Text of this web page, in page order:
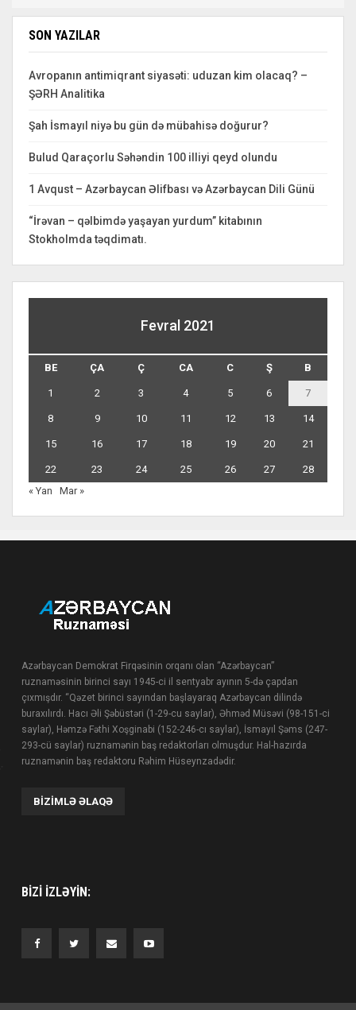
SON YAZILAR
Avropanın antimiqrant siyasəti: uduzan kim olacaq? –
ŞƏRH Analitika
Şah İsmayıl niyə bu gün də mübahisə doğurur?
Bulud Qaraçorlu Səhəndin 100 illiyi qeyd olundu
1 Avqust – Azərbaycan Əlifbası və Azərbaycan Dili Günü
“İrəvan – qəlbimdə yaşayan yurdum” kitabının
Stokholmda təqdimatı.
Fevral 2021
BE ÇA Ç CA C Ş B
1 2 3 4 5 6 7
8 9 10 11 12 13 14
15 16 17 18 19 20 21
22 23 24 25 26 27
28
« Yan
Mar »
Azərbaycan Demokrat Firqəsinin orqanı olan “Azərbaycan”
ruznaməsinin birinci sayı 1945-ci il sentyabr ayının 5-də çapdan
çıxmışdır. “Qəzet birinci sayından başlayaraq Azərbaycan dilində
buraxılırdı. Hacı Əli Şəbüstəri (1-29-cu saylar), Əhməd Müsəvi (98-151-ci
saylar), Həmzə Fəthi Xoşginabi (152-246-cı saylar), İsmayıl Şəms (247-
293-cü saylar) ruznamənin baş redaktorları olmuşdur. Hal-hazırda
ruznamənin baş redaktoru Rəhim Hüseynzadədir.
BIZIMLƏ ƏLAQƏ
BIZI IZLƏYIN: